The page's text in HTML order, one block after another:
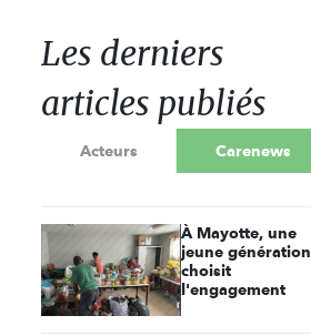
Les derniers
articles publiés
Acteurs Carenews
À Mayotte, une
jeune génération
choisit
l'engagement